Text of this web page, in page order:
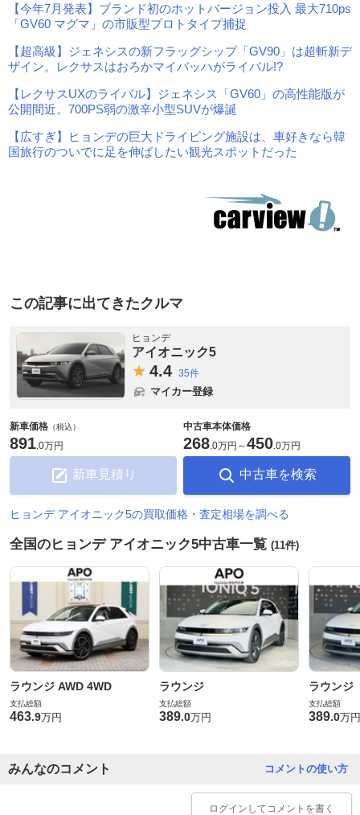
【今年7月発表】ブランド初のホットバージョン投入 最大710ps
「GV60 マグマ」の市販型プロトタイプ捕捉
【超高級】ジェネシスの新フラッグシップ「GV90」は超斬新デ
ザイン。レクサスはおろかマイバッハがライバル!?
【レクサスUXのライバル】ジェネシス「GV60」の高性能版が
公開間近。700PS弱の激辛小型SUVが爆誕
【広すぎ】ヒョンデの巨大ドライビング施設は、車好きなら韓
国旅行のついでに足を伸ばしたい観光スポットだった
この記事に出てきたクルマ
ヒョンデ
アイオニック5
4.4 35件
マイカー登録
新車価格 （税込）
891 0万円
新車見積り
中古車本体価格
268 0万円 ～450 0万円
中古車を検索
ヒョンデ アイオニック5の買取価格・査定相場を調べる
全国のヒョンデ アイオニック5中古車一覧 (11件)
ラウンジ AWD 4WD
支払総額
463.9万円
ラウンジ
支払総額
389.0万円
ラウンジ
支払総額
389.0万円
コメントの使い方
みんなのコメント
ログイン してコメントを書く